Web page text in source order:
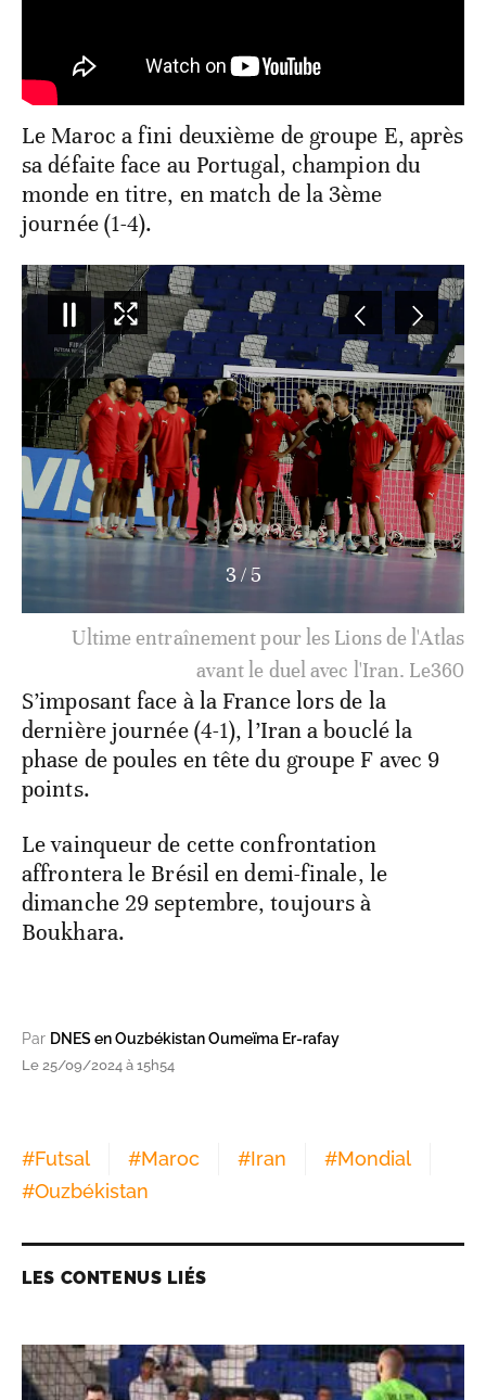
Le Maroc a fini deuxième de groupe E, après
sa défaite face au Portugal, champion du
monde en titre, en match de la 3ème
journée (1-4).
4/5
Ultime entraînement pour les Lions de l'Atlas
avant le duel avec l'Iran. Le360
S’imposant face à la France lors de la
dernière journée (4-1), l’Iran a bouclé la
phase de poules en tête du groupe F avec 9
points.
Le vainqueur de cette confrontation
affrontera le Brésil en demi-finale, le
dimanche 29 septembre, toujours à
Boukhara.
Par DNES en Ouzbékistan Oumeïma Er-rafay
Le 25/09/2024 à 15h54
#Futsal #Maroc #Iran #Mondial
#Ouzbékistan
LES CONTENUS LIÉS